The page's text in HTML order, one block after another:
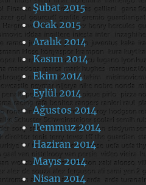
Şubat 2015
Ocak 2015
Aralık 2014
Kasım 2014
Ekim 2014
Eylül 2014
Ağustos 2014
Temmuz 2014
Haziran 2014
Mayıs 2014
Nisan 2014